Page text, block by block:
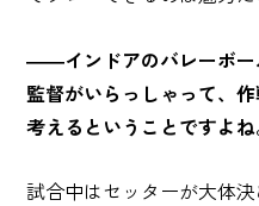
――インドアのバレーボー
監督がいらっしゃって、
考えるということですよね
試合中はセッターが大体